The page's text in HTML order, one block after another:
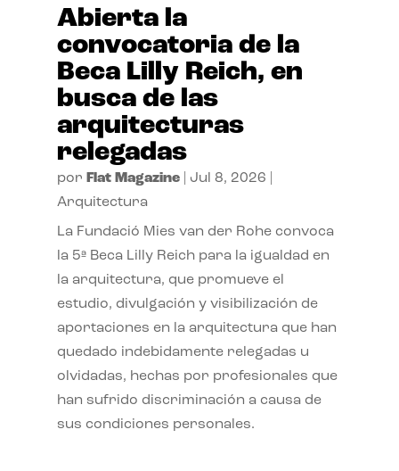
Abierta la
convocatoria de la
Beca Lilly Reich, en
busca de las
arquitecturas
relegadas
por Flat Magazine| Jul 8, 2026
Arquitectura
La Fundació Mies van der Rohe convoca
la 5ª Beca Lilly Reich para la igualdad en
la arquitectura, que promueve el
estudio, divulgación y visibilización de
aportaciones en la arquitectura que han
quedado indebidamente relegadas u
olvidadas, hechas por profesionales que
han sufrido discriminación a causa de
sus condiciones personales.